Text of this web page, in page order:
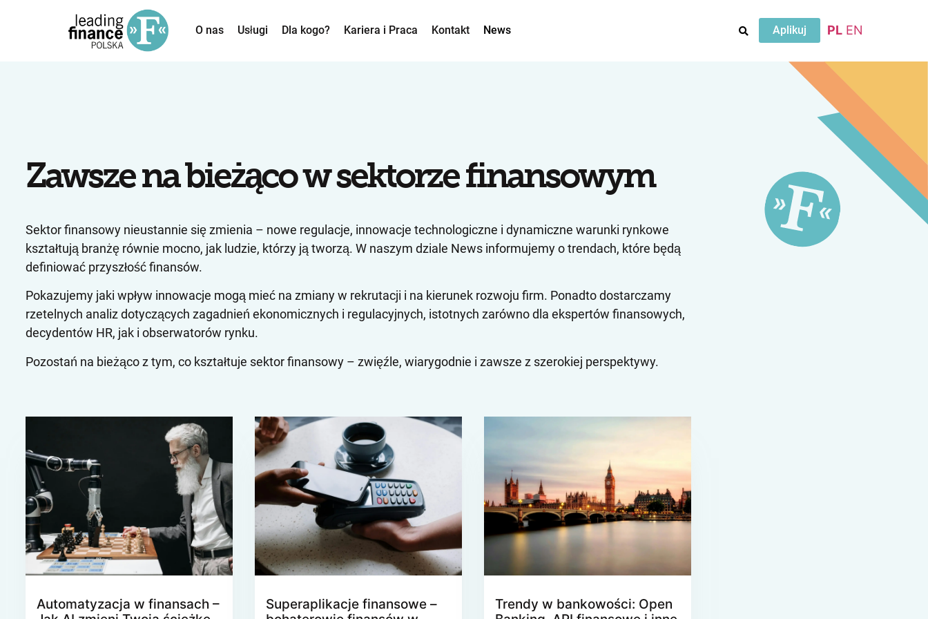
O nas Usługi Dla kogo? Kariera i Praca Kontakt News Aplikuj PL EN
Zawsze na bieżąco w sektorze finansowym
Sektor finansowy nieustannie się zmienia – nowe regulacje, innowacje technologiczne i dynamiczne warunki rynkowe
kształtują branżę równie mocno, jak ludzie, którzy ją tworzą. W naszym dziale News informujemy o trendach, które będą
definiować przyszłość finansów.
Pokazujemy jaki wpływ innowacje mogą mieć na zmiany w rekrutacji i na kierunek rozwoju firm. Ponadto dostarczamy
rzetelnych analiz dotyczących zagadnień ekonomicznych i regulacyjnych, istotnych zarówno dla ekspertów finansowych,
decydentów HR, jak i obserwatorów rynku.
Pozostań na bieżąco z tym, co kształtuje sektor finansowy – zwięźle, wiarygodnie i zawsze z szerokiej perspektywy.
Automatyzacja w finansach –
Superaplikacje finansowe –
Trendy w bankowości: Open